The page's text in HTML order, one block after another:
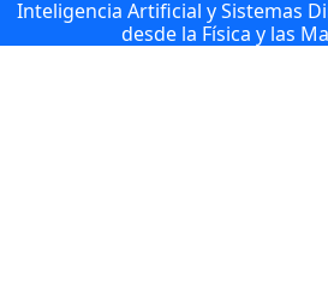
Inteligencia Artificial y Sistemas
desde la Física y las